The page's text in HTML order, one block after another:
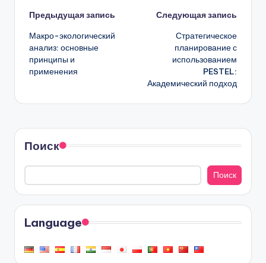
Навигация
записи
Предыдущая запись
Макро-экологический
анализ: основные
принципы и
применения
Следующая запись
Стратегическое
планирование с
использованием
PESTEL:
Академический подход
Поиск
Поиск
Language